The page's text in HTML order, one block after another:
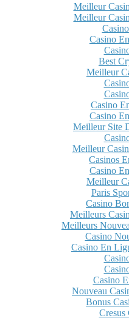
Meilleur
Meilleur
Casino
Best
Meilleur
Casino
Casino
Meilleur Site
Meilleur
Casinos
Casino
Meilleur
Paris
Casino
Meilleurs
Meilleurs
Casino
Casino En
Casino
Nouveau
Bonus
Cresus